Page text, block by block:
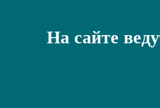
На сайте